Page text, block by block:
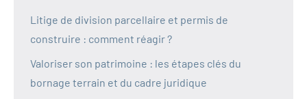
Litige de division parcellaire et permis de
construire : comment réagir ?
Valoriser son patrimoine : les étapes clés du
bornage terrain et du cadre juridique